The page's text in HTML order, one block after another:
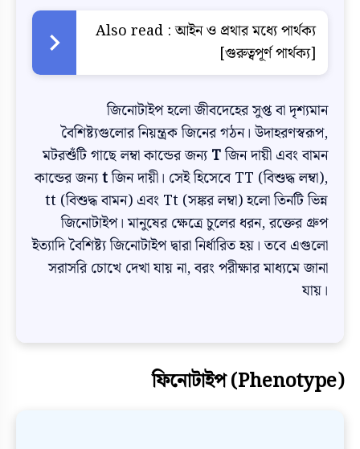
Also read : আইন ও প্রথার মধ্যে পার্থক্য
[গুরুত্বপূর্ণ পার্থক্য]
জিনোটাইপ হলো জীবদেহের সুপ্ত বা দৃশ্যমান
বৈশিষ্ট্যগুলোর নিয়ন্ত্রক জিনের গঠন। উদাহরণস্বরূপ,
মটরশুঁটি গাছে লম্বা কান্ডের জন্যTজিন দায়ী এবং বামন
কান্ডের জন্যtজিন দায়ী। সেই হিসেবে TT (বিশুদ্ধ লম্বা),
tt (বিশুদ্ধ বামন) এবং Tt (সঙ্কর লম্বা) হলো তিনটি ভিন্ন
জিনোটাইপ। মানুষের ক্ষেত্রে চুলের ধরন, রক্তের গ্রুপ
ইত্যাদি বৈশিষ্ট্য জিনোটাইপ দ্বারা নির্ধারিত হয়। তবে এগুলো
সরাসরি চোখে দেখা যায় না, বরং পরীক্ষার মাধ্যমে জানা
যায়।
ফিনোটাইপ (Phenotype)